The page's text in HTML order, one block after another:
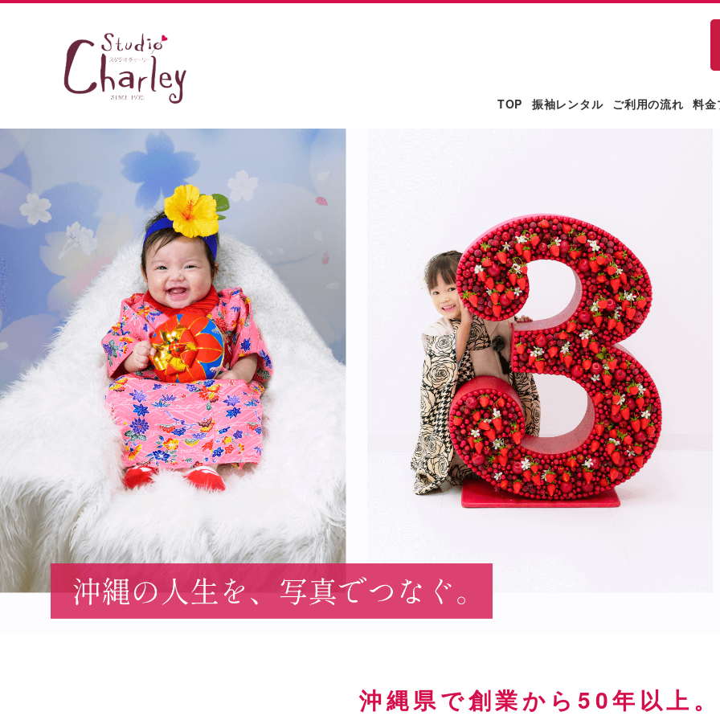
TOP 振袖レンタル ご利用の流れ 料金
沖縄県で創業から50年以上。